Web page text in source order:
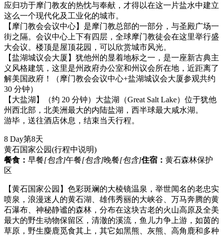
应归功于摩门教友的热忱与奉献，才得以在这一片盐水中建立
这么一个现代化及工业化的城市。
【摩门教会会议中心】是摩门教总部的一部分，与圣殿广场一
街之隔。会议中心上下有四层，全球摩门教徒会在这里举行盛
大会议。楼顶是屋顶花园，可以欣赏城市风光。
【盐湖城议会大厦】犹他州的显着地标之一，是一座新古典主
义风格建筑，这里是州政府办公室和州议会所在地，近距离了
解美国政府！（摩门教会会议中心+盐湖城议会大厦参观共约
30 分钟）
【大盐湖】（约 20 分钟）大盐湖（Great Salt Lake）位于犹他
州西北部，北美洲最大的内陆盐湖，西半球最大咸水湖。
游毕，送往酒店休息，结束当天行程。
8 Day第8天
黄石国家公园(行程中说明)
餐食： 早餐[包含]午餐[包含]晚餐[包含]住宿： 黄石森林保护
区
【黄石国家公园】色彩斑斓的大棱镜温泉，举世闻名的老忠实
喷泉，浪漫迷人的黄石湖、雄伟秀丽的大峡谷、万马奔腾的黄
石瀑布、神秘静谧的森林，分布在这块古老的火山高原及全美
最大的野生动物保留区，清澈的溪流，鱼儿力争上游，如茵的
草原，野生麋鹿觅食其上，其它如黑熊、灰熊、高角鹿和多种